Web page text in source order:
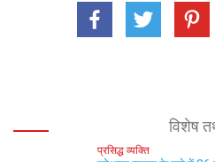
विशेष
प्रसिद्ध व्यक्ति